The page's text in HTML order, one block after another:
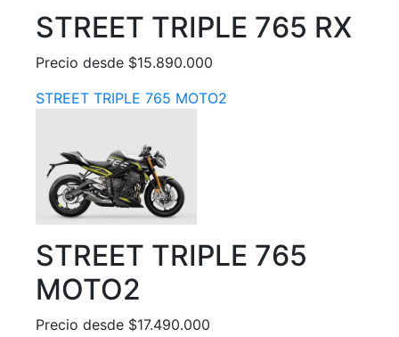
STREET TRIPLE 765 RX
Precio desde $15.890.000
STREET TRIPLE 765 MOTO2
STREET TRIPLE 765
MOTO2
Precio desde $17.490.000